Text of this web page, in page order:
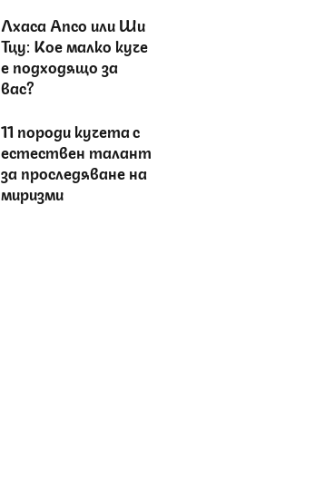
Лхаса Апсо или Ши
Тцу: Коe малко куче
е подходящо за
вас?
11 породи кучета с
естествен талант
за проследяване на
миризми